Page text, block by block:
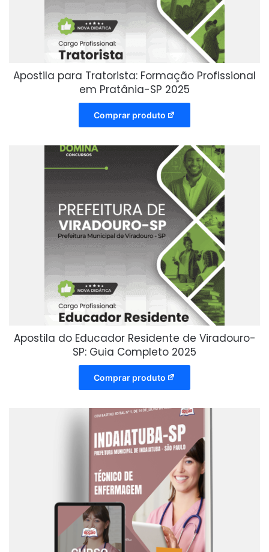
Apostila para Tratorista: Formação Profissional
em Pratânia-SP 2025
Comprar produto
Apostila do Educador Residente de Viradouro-
SP: Guia Completo 2025
Comprar produto